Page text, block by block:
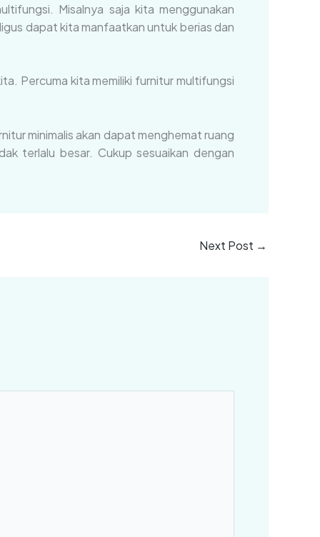
Misalnya saja kita menggunakan
dapat kita manfaatkan untuk berias dan
Percuma kita memiliki furnitur multifungsi
minimalis akan dapat menghemat ruang
terlalu besar. Cukup sesuaikan dengan
Next Post →